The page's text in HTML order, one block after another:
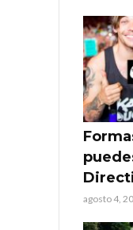
agosto 4,